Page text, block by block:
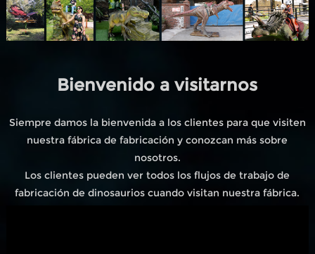
Bienvenido a visitarnos
Siempre damos la bienvenida a los clientes para que visiten
nuestra fábrica de fabricación y conozcan más sobre
nosotros.
Los clientes pueden ver todos los flujos de trabajo de
fabricación de dinosaurios cuando visitan nuestra fábrica.